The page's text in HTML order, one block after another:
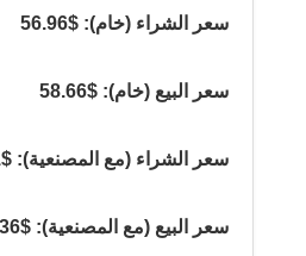
سعر الشراء (خام): $56.96
سعر البيع (خام): $58.66
سعر الشراء (مع المصنعية): $61.51
سعر البيع (مع المصنعية): $63.36